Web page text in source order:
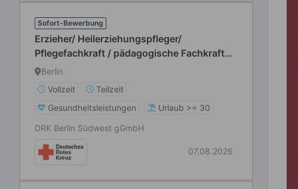
Sofort-Bewerbung
Erzieher/ Heilerziehungspfleger/
Pflegefachkraft / pädagogische Fachkraft
(m/w/d) für den Nachtdienst
Berlin
Vollzeit
Teilzeit
Gesundheitsleistungen
Urlaub >= 30
DRK Berlin Südwest gGmbH
07.08.2026